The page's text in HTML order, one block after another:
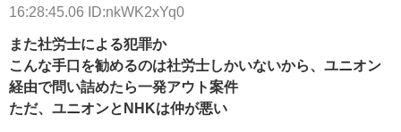
16:28:45.06 ID:nkWK2xYq0
また社労士による犯罪か
こんな手口を勧めるのは社労士しかいないから、ユニオン
経由で問い詰めたら一発アウト案件
ただ、ユニオンとNHKは仲が悪い